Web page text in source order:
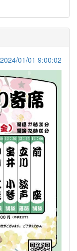
2024/01/01 9:00:02